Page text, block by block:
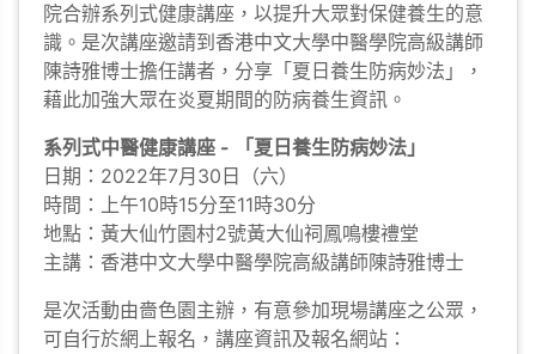
院合辦系列式健康講座，以提升大眾對保健養生的意
識。是次講座邀請到香港中文大學中醫學院高級講師
陳詩雅博士擔任講者，分享「夏日養生防病妙法」，
藉此加強大眾在炎夏期間的防病養生資訊。
系列式中醫健康講座 - 「夏日養生防病妙法」
日期：2022年7月30日（六）
時間：上午10時15分至11時30分
地點：黃大仙竹園村2號黃大仙祠鳳鳴樓禮堂
主講：香港中文大學中醫學院高級講師陳詩雅博士
是次活動由嗇色園主辦，有意參加現場講座之公眾，
可自行於網上報名，講座資訊及報名網站：